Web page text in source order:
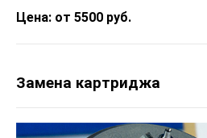
Цена: от 5500 руб.
Замена картриджа